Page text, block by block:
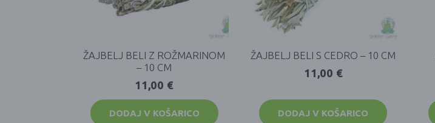
ŽAJBELJ BELI Z ROŽMARINOM
– 10 CM
11,00 €
DODAJ V KOŠARICO
ŽAJBELJ BELI S CEDRO – 10 CM
11,00 €
DODAJ V KOŠARICO